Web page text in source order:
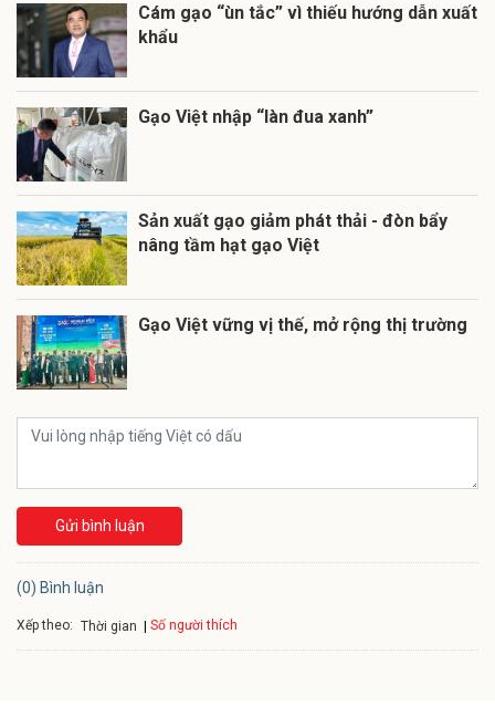
Cám gạo “ùn tắc” vì thiếu hướng dẫn xuất
khẩu
Gạo Việt nhập “làn đua xanh”
Sản xuất gạo giảm phát thải - đòn bẩy
nâng tầm hạt gạo Việt
Gạo Việt vững vị thế, mở rộng thị trường
Gửi bình luận
(0) Bình luận
Xếp theo: Thời gian Số người thích